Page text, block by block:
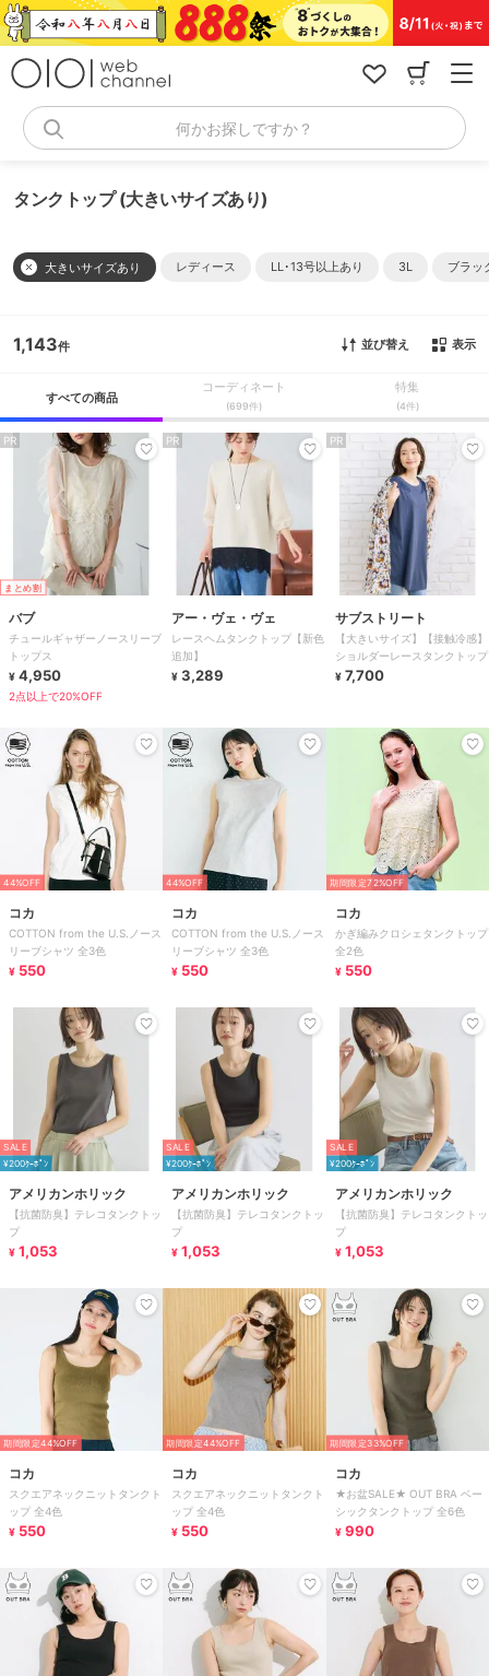
コ
ン
何かお探しですか？
タンクトップ (大きいサイズあり)
大きいサイズあり レディース LL･13号以上あり 3L ブラッ
1,143 並び替え 表示
すべての商品
コーディネート
(699件)
特集
(4件)
PR
まとめ割
バブ
チュールギャザーノースリーブ
トップス
¥ 4,950
2点以上で20%OFF
PR
アー・ヴェ・ヴェ
レースヘムタンクトップ【新色
追加】
¥ 3,289
PR
サブストリート
【大きいサイズ】【接触冷感】
ショルダーレースタンクトップ
¥ 7,700
44%OFF
コカ
COTTON from the U.S.ノース
リーブシャツ 全3色
¥ 550
44%OFF
コカ
COTTON from the U.S.ノース
リーブシャツ 全3色
¥ 550
期間限定72%OFF
コカ
かぎ編みクロシェタンクトップ
全2色
¥ 550
SALE
¥200ｸｰﾎﾟﾝ
アメリカンホリック
【抗菌防臭】テレコタンクトッ
プ
¥ 1,053
SALE
¥200ｸｰﾎﾟﾝ
アメリカンホリック
【抗菌防臭】テレコタンクトッ
プ
¥ 1,053
SALE
¥200ｸｰﾎﾟﾝ
アメリカンホリック
【抗菌防臭】テレコタンクトッ
プ
¥ 1,053
期間限定44%OFF
コカ
スクエアネックニットタンクト
ップ 全4色
¥ 550
期間限定44%OFF
コカ
スクエアネックニットタンクト
ップ 全4色
¥ 550
期間限定33%OFF
コカ
★お盆SALE★ OUT BRA ベー
シックタンクトップ 全6色
¥ 990